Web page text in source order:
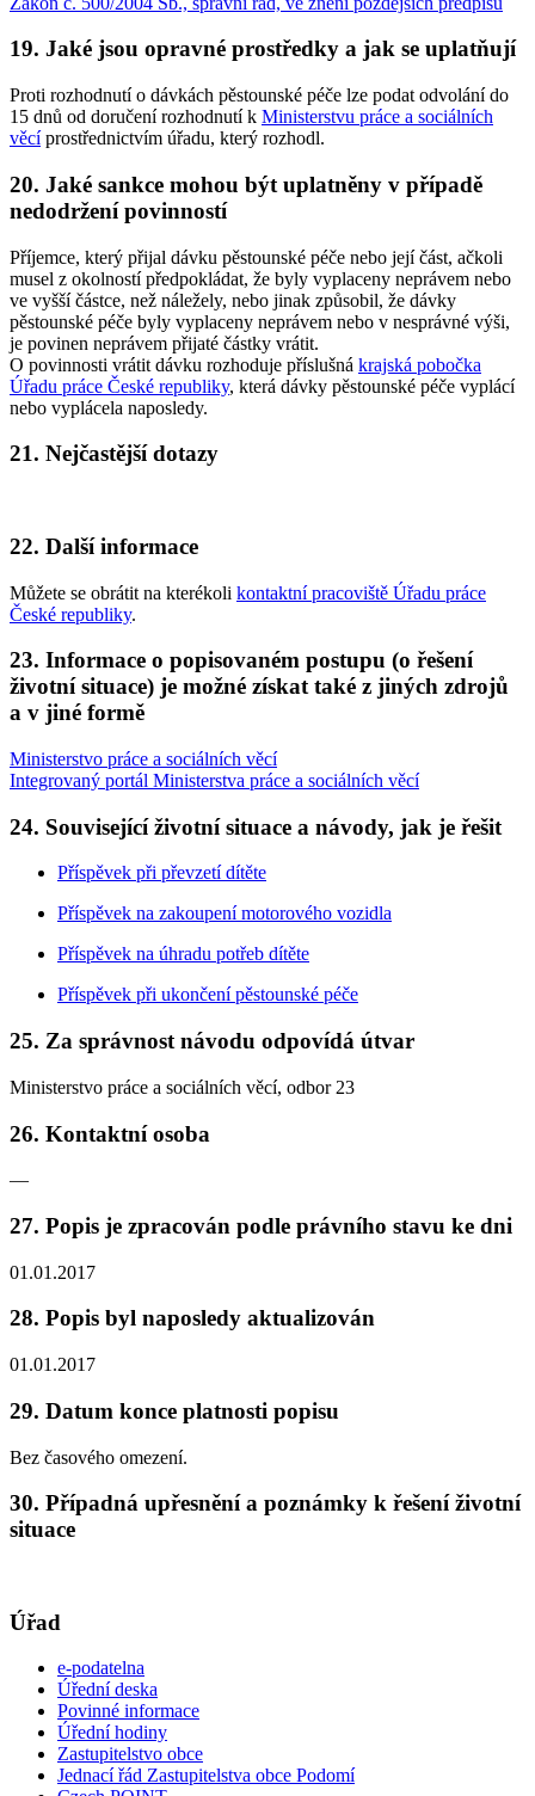
19. Jaké jsou opravné prostředky a jak se uplatňují
Proti rozhodnutí o dávkách pěstounské péče lze podat odvolání do
15 dnů od doručení rozhodnutí k Ministerstvu práce a sociálních
věcíprostřednictvím úřadu, který rozhodl.
20. Jaké sankce mohou být uplatněny v případě
nedodržení povinností
Příjemce, který přijal dávku pěstounské péče nebo její část, ačkoli
musel z okolností předpokládat, že byly vyplaceny neprávem nebo
ve vyšší částce, než náležely, nebo jinak způsobil, že dávky
pěstounské péče byly vyplaceny neprávem nebo v nesprávné výši,
je povinen neprávem přijaté částky vrátit.
O povinnosti vrátit dávku rozhoduje příslušná krajská pobočka
Úřadu práce České republiky, která dávky pěstounské péče vyplácí
nebo vyplácela naposledy.
21. Nejčastější dotazy
22. Další informace
Můžete se obrátit na kterékoli kontaktní pracoviště Úřadu práce
České republiky.
23. Informace o popisovaném postupu (o řešení
životní situace) je možné získat také z jiných zdrojů
a v jiné formě
Ministerstvo práce a sociálních věcí
Integrovaný portál Ministerstva práce a sociálních věcí
24. Související životní situace a návody, jak je řešit
Příspěvek při převzetí dítěte
Příspěvek na zakoupení motorového vozidla
Příspěvek na úhradu potřeb dítěte
Příspěvek při ukončení pěstounské péče
25. Za správnost návodu odpovídá útvar
Ministerstvo práce a sociálních věcí, odbor 23
26. Kontaktní osoba
—
27. Popis je zpracován podle právního stavu ke dni
01.01.2017
28. Popis byl naposledy aktualizován
01.01.2017
29. Datum konce platnosti popisu
Bez časového omezení.
30. Případná upřesnění a poznámky k řešení životní
situace
Úřad
e-podatelna
Úřední deska
Povinné informace
Úřední hodiny
Zastupitelstvo obce
Jednací řád Zastupitelstva obce Podomí